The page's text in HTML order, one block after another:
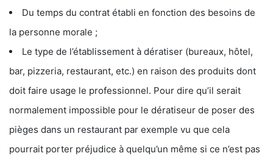
Du temps du contrat établi en fonction des besoins de
la personne morale ;
Le type de l’établissement à dératiser (bureaux, hôtel,
bar, pizzeria, restaurant, etc.) en raison des produits dont
doit faire usage le professionnel. Pour dire qu’il serait
normalement impossible pour le dératiseur de poser des
pièges dans un restaurant par exemple vu que cela
pourrait porter préjudice à quelqu’un même si ce n’est pas